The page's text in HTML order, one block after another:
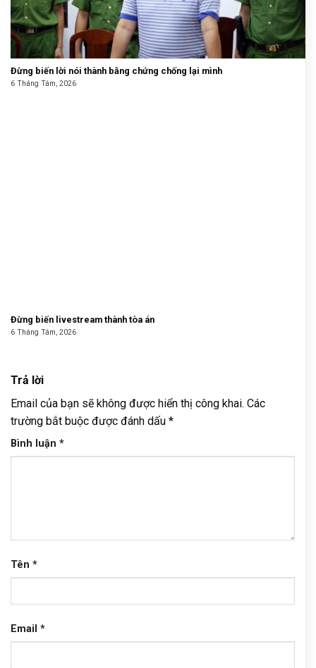
Đừng biến lời nói thành bằng chứng chống lại mình
6 Tháng Tám, 2026
Đừng biến livestream thành tòa án
6 Tháng Tám, 2026
Trả lời
Email của bạn sẽ không được hiển thị công khai. Các
trường bắt buộc được đánh dấu *
Bình luận *
Tên *
Email *